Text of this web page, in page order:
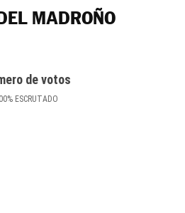
MADROÑO
de votos
% ESCRUTADO